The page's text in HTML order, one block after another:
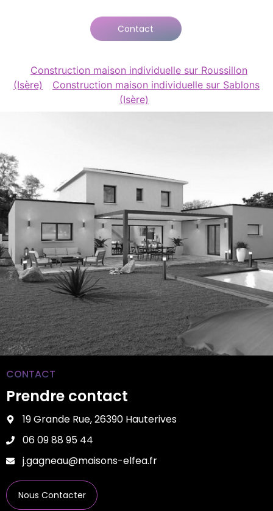
Contact
Construction maison individuelle sur Roussillon
(Isère)
Construction maison individuelle sur Sablons
(Isère)
CONTACT
Prendre contact
19 Grande Rue, 26390 Hauterives
06 09 88 95 44
j.gagneau@maisons-elfea.fr
Nous Contacter